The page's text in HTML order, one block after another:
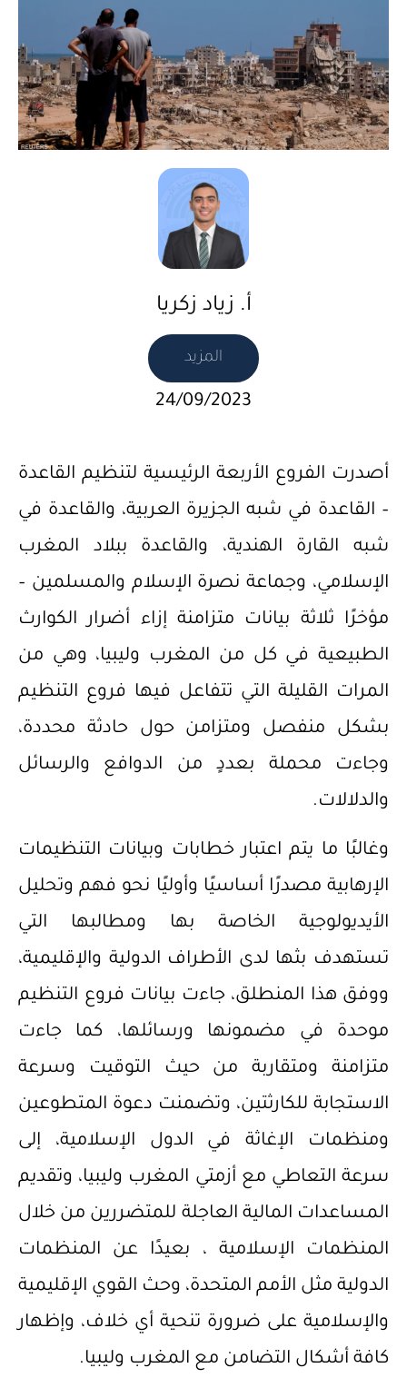
أ. زياد زكريا
المزيد
24/09/2023
أصدرت الفروع الأربعة الرئيسية لتنظيم القاعدة
– القاعدة في شبه الجزيرة العربية، والقاعدة في
شبه القارة الهندية، والقاعدة ببلاد المغرب
الإسلامي، وجماعة نصرة الإسلام والمسلمين –
مؤخرًا ثلاثة بيانات متزامنة إزاء أضرار الكوارث
الطبيعية في كل من المغرب وليبيا، وهي من
المرات القليلة التي تتفاعل فيها فروع التنظيم
بشكل منفصل ومتزامن حول حادثة محددة،
وجاءت محملة بعددٍ من الدوافع والرسائل
والدلالات.
وغالبًا ما يتم اعتبار خطابات وبيانات التنظيمات
الإرهابية مصدرًا أساسيًا وأوليًا نحو فهم وتحليل
الأيديولوجية الخاصة بها ومطالبها التي
تستهدف بثها لدى الأطراف الدولية والإقليمية،
ووفق هذا المنطلق، جاءت بيانات فروع التنظيم
موحدة في مضمونها ورسائلها، كما جاءت
متزامنة ومتقاربة من حيث التوقيت وسرعة
الاستجابة للكارثتين، وتضمنت دعوة المتطوعين
ومنظمات الإغاثة في الدول الإسلامية، إلى
سرعة التعاطي مع أزمتي المغرب وليبيا، وتقديم
المساعدات المالية العاجلة للمتضررين من خلال
المنظمات الإسلامية ، بعيدًا عن المنظمات
الدولية مثل الأمم المتحدة، وحث القوي الإقليمية
والإسلامية على ضرورة تنحية أي خلاف، وإظهار
كافة أشكال التضامن مع المغرب وليبيا.